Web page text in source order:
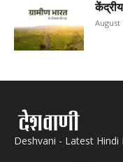
August
Deshvani - Latest